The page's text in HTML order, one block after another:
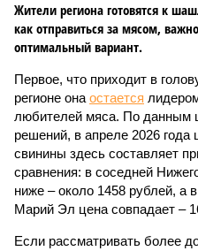
Жители региона готовятся к
как отправиться за мясом,
оптимальный вариант.
Первое, что приходит в
регионе она остается
любителей мяса. По данным
решений, в апреле 2026 года
свинины здесь составляет
сравнения: в соседней
ниже – около 1458 рублей, а
Марий Эл цена совпадает –
Если рассматривать более